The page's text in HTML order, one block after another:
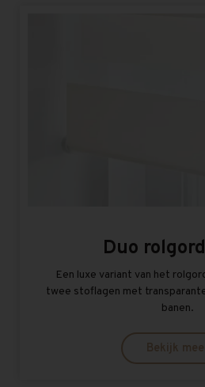
Duo
Een luxe variant van het
twee stoflagen met
banen.
Bekijk